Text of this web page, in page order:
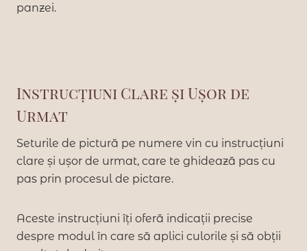
panzei.
Instrucțiuni Clare și Ușor de
Urmat
Seturile de pictură pe numere vin cu instrucțiuni
clare și ușor de urmat, care te ghidează pas cu
pas prin procesul de pictare.
Aceste instrucțiuni îți oferă indicații precise
despre modul în care să aplici culorile și să obții